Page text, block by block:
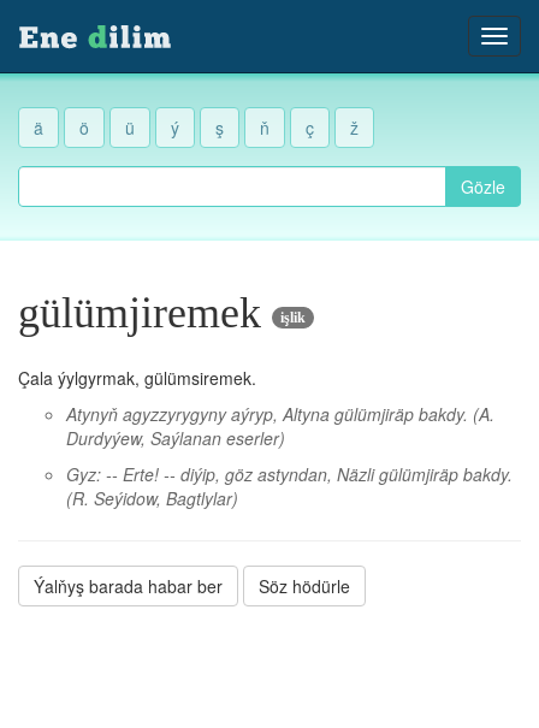
ä ö ü ý ş ň ç ž
Gözle
gülümjiremek işlik
Çala ýylgyrmak, gülümsiremek.
Atynyň agyzzyrygyny aýryp, Altyna gülümjiräp bakdy. (A.
Durdyýew, Saýlanan eserler)
Gyz: -- Erte! -- diýip, göz astyndan, Näzli gülümjiräp bakdy.
(R. Seýidow, Bagtlylar)
Ýalňyş barada habar ber Söz hödürle